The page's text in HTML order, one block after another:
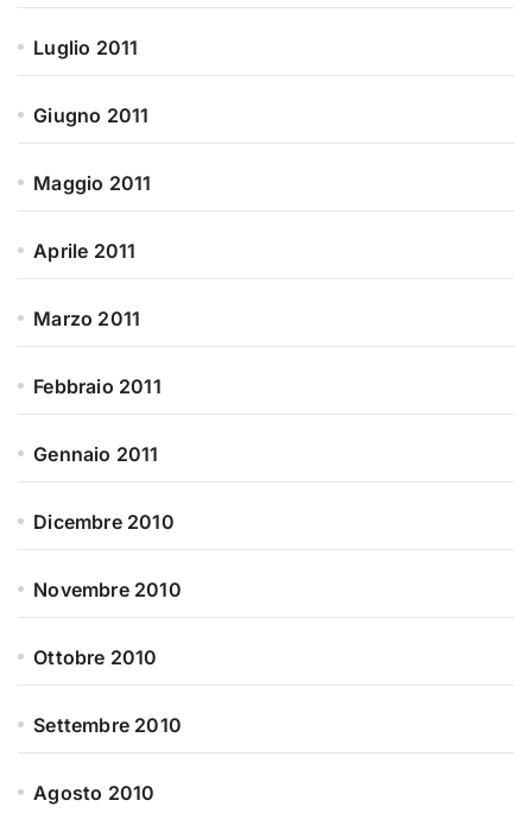
Luglio 2011
Giugno 2011
Maggio 2011
Aprile 2011
Marzo 2011
Febbraio 2011
Gennaio 2011
Dicembre 2010
Novembre 2010
Ottobre 2010
Settembre 2010
Agosto 2010